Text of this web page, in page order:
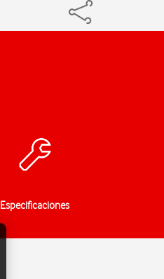
Especificaciones